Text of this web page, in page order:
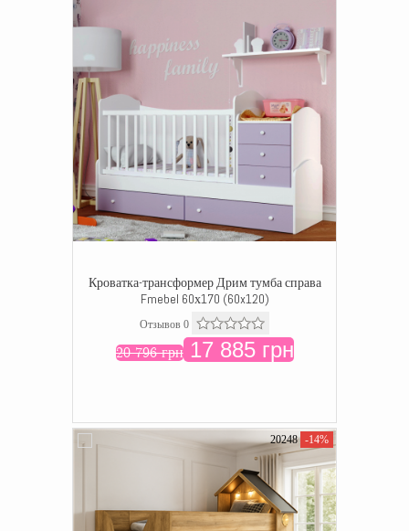
Кроватка-трансформер Дрим тумба справа
Fmebel 60х170 (60x120)
Отзывов 0
20 796 грн17 885 грн
20248 -14%